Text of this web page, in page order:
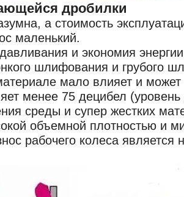
дробилки
а стоимость
маленький.
и экономия
шлифования и грубого
мало влияет и может
менее 75 децибел
среды и супер жестких
объемной плотностью и
рабочего колеса